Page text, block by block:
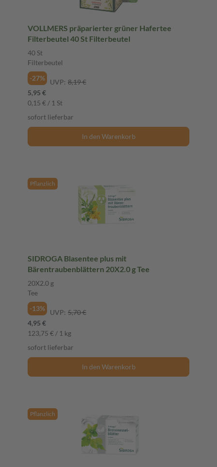
VOLLMERS präparierter grüner Hafertee
Filterbeutel 40 St Filterbeutel
40 St
Filterbeutel
-27%
UVP: 8,19 €
5,95 €
0,15 € / 1 St
sofort lieferbar
In den Warenkorb
Pflanzlich
SIDROGA Blasentee plus mit
Bärentraubenblättern 20X2.0 g Tee
20X2.0 g
Tee
-13%
UVP: 5,70 €
4,95 €
123,75 € / 1 kg
sofort lieferbar
In den Warenkorb
Pflanzlich